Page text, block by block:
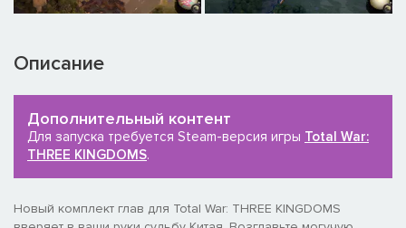
Описание
Дополнительный контент
Для запуска требуется Steam-версия игры Total War:
THREE KINGDOMS.
Новый комплект глав для Total War: THREE KINGDOMS